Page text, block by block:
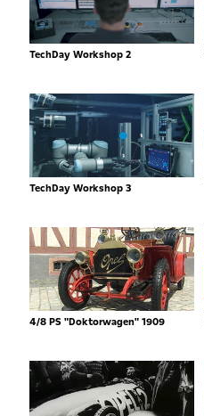
TechDay Workshop 2
TechDay Workshop 3
4/8 PS "Doktorwagen" 1909